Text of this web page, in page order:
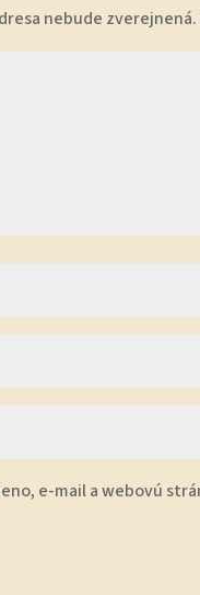
nebude zverejnená.
e-mail a webovú